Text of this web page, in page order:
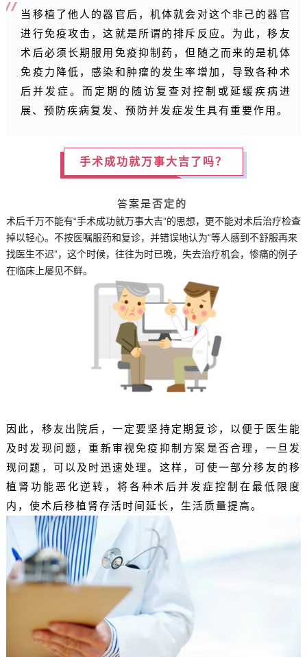
当移植了他人的器官后，机体就会对这个非己的器官
进行免疫攻击，这就是所谓的排斥反应。为此，移友
术后必须长期服用免疫抑制药，但随之而来的是机体
免疫力降低，感染和肿瘤的发生率增加，导致各种术
后并发症。而定期的随访复查对控制或延缓疾病进
展、预防疾病复发、预防并发症发生具有重要作用。
手术成功就万事大吉了吗？
答案是否定的
术后千万不能有“手术成功就万事大吉”的思想，更不能对术后治疗检查
掉以轻心。不按医嘱服药和复诊，并错误地认为“等人感到不舒服再来
找医生不迟”，这个时候，往往为时已晚，失去治疗机会，惨痛的例子
在临床上屡见不鲜。
因此，移友出院后，一定要坚持定期复诊，以便于医生能
及时发现问题，重新审视免疫抑制方案是否合理，一旦发
现问题，可以及时迅速处理。这样，可使一部分移友的移
植肾功能恶化逆转，将各种术后并发症控制在最低限度
内，使术后移植肾存活时间延长，生活质量提高。